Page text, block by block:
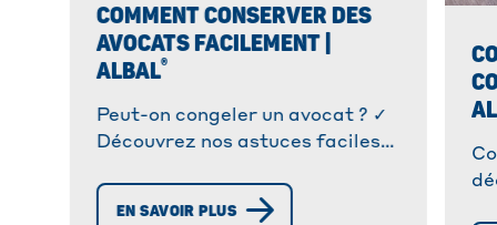
COMMENT CONSERVER DES
AVOCATS FACILEMENT |
ALBAL®
Peut-on congeler un avocat ? ✓
Découvrez nos astuces faciles
conserver et évitez le
EN SAVOIR PLUS